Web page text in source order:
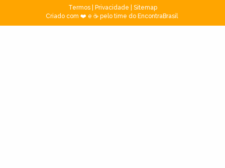
Termos| Privacidade
Sitemap
Criado com ❤️ e ☕ pelo time do EncontraBrasil